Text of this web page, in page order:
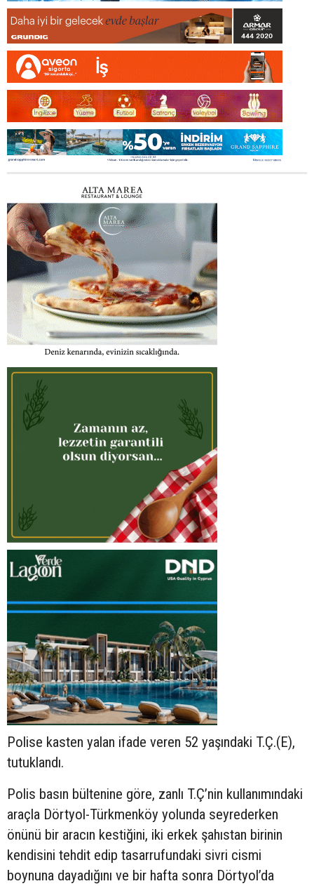
Polise kasten yalan ifade veren 52 yaşındaki T.Ç.(E),
tutuklandı.
Polis basın bültenine göre, zanlı T.Ç’nin kullanımındaki
araçla Dörtyol-Türkmenköy yolunda seyrederken
önünü bir aracın kestiğini, iki erkek şahıstan birinin
kendisini tehdit edip tasarrufundaki sivri cismi
boynuna dayadığını ve bir hafta sonra Dörtyol’da